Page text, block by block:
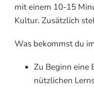
mit einem 10-15
Kultur. Zusätzlich
Was bekommst du
Zu Beginn eine
nützlichen